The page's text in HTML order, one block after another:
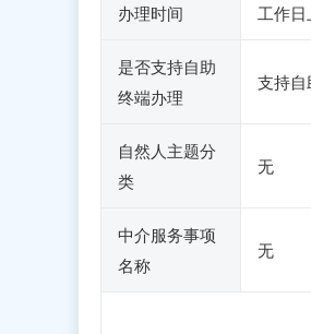
办理时间 工作
是否支持自助
终端办理
支持自
自然人主题分
类
无
中介服务事项
名称
无